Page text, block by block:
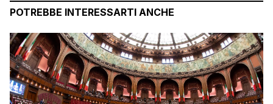
POTREBBE INTERESSARTI ANCHE